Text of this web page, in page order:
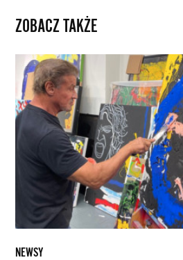
ZOBACZ TAKŻE
planu
filmowego
do
galerii
Wystawa
Sylvestra
Stallone
w
muzeum
NEWSY